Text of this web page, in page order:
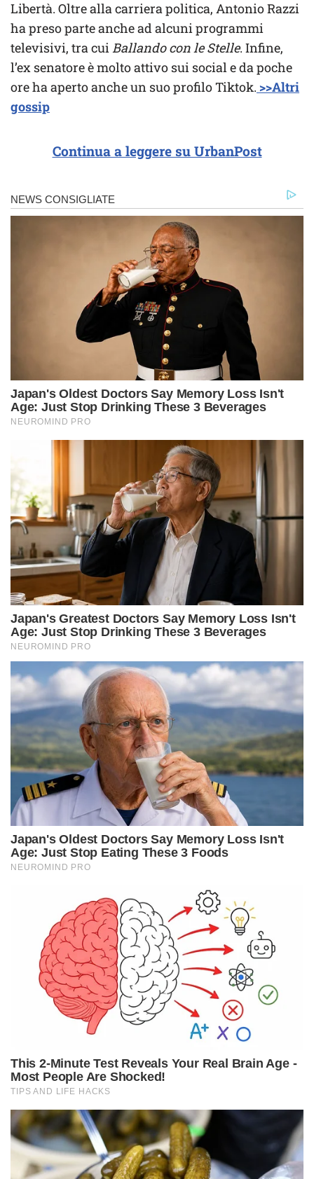
Libertà. Oltre alla carriera politica, Antonio Razzi
ha preso parte anche ad alcuni programmi
televisivi, tra cuiBallando con le Stelle. Infine,
l’ex senatore è molto attivo sui social e da poche
ore ha aperto anche un suo profilo Tiktok. >>Altri
gossip
Continua a leggere su UrbanPost